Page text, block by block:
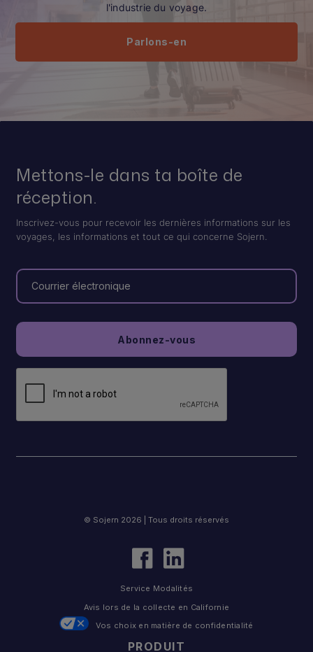
l'industrie du voyage.
Parlons-en
Mettons-le dans ta boîte de
réception.
Inscrivez-vous pour recevoir les dernières informations sur les
voyages, les informations et tout ce qui concerne Sojern.
PRODUIT
© Sojern 2026 | Tous droits réservés
Service Modalités
Avis lors de la collecte en Californie
Vos choix en matière de confidentialité